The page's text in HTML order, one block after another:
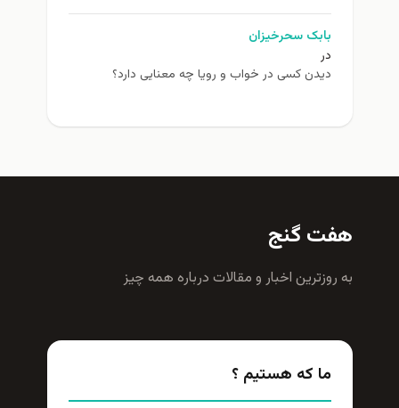
بابک سحرخیزان
در
دیدن کسی در خواب و رویا چه معنایی دارد؟
هفت گنج
به روزترين اخبار و مقالات درباره همه چيز
ما که هستیم ؟